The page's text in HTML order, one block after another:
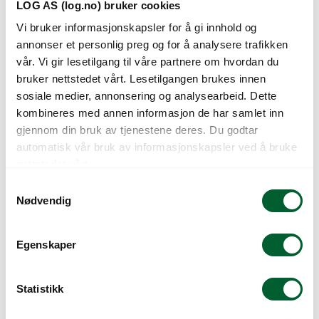
LOG AS (log.no) bruker cookies
Vi bruker informasjonskapsler for å gi innhold og
annonser et personlig preg og for å analysere trafikken
vår. Vi gir lesetilgang til våre partnere om hvordan du
bruker nettstedet vårt. Lesetilgangen brukes innen
sosiale medier, annonsering og analysearbeid. Dette
kombineres med annen informasjon de har samlet inn
gjennom din bruk av tjenestene deres. Du godtar
automatisk vår bruk av informasjonskapsler ved å bruke
Nødvendig
Egenskaper
Statistikk
Avtappingsventil
3/4″ innv
Varenr: 54902206 Varen er på lager
Slitesterk avtappingsventil i
polypropylen (PP) med 3/4″
innvendig gjenge.
Pris
Ventilboks rund
Ø22cm h25cm
Varenr: 54906012 Varen er på lager
ventiler og koblinger i
vanningsanlegg.
kr